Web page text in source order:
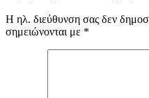
Η ηλ. διεύθυνση σας δεν
σημειώνονται με *